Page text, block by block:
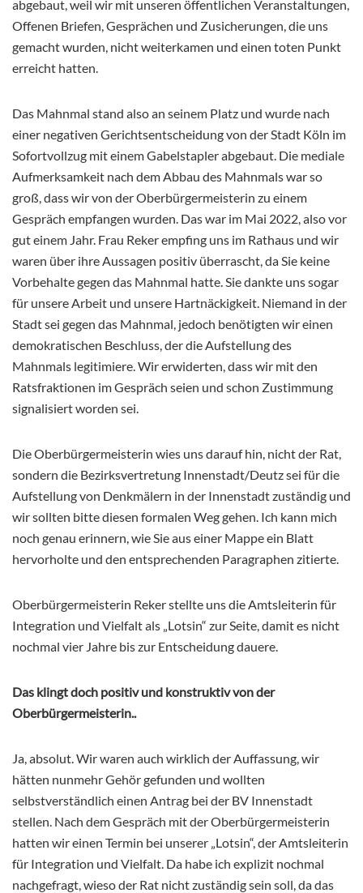
abgebaut, weil wir mit unseren öffentlichen Veranstaltungen,
Offenen Briefen, Gesprächen und Zusicherungen, die uns
gemacht wurden, nicht weiterkamen und einen toten Punkt
erreicht hatten.
Das Mahnmal stand also an seinem Platz und wurde nach
einer negativen Gerichtsentscheidung von der Stadt Köln im
Sofortvollzug mit einem Gabelstapler abgebaut. Die mediale
Aufmerksamkeit nach dem Abbau des Mahnmals war so
groß, dass wir von der Oberbürgermeisterin zu einem
Gespräch empfangen wurden. Das war im Mai 2022, also vor
gut einem Jahr. Frau Reker empfing uns im Rathaus und wir
waren über ihre Aussagen positiv überrascht, da Sie keine
Vorbehalte gegen das Mahnmal hatte. Sie dankte uns sogar
für unsere Arbeit und unsere Hartnäckigkeit. Niemand in der
Stadt sei gegen das Mahnmal, jedoch benötigten wir einen
demokratischen Beschluss, der die Aufstellung des
Mahnmals legitimiere. Wir erwiderten, dass wir mit den
Ratsfraktionen im Gespräch seien und schon Zustimmung
signalisiert worden sei.
Die Oberbürgermeisterin wies uns darauf hin, nicht der Rat,
sondern die Bezirksvertretung Innenstadt/Deutz sei für die
Aufstellung von Denkmälern in der Innenstadt zuständig und
wir sollten bitte diesen formalen Weg gehen. Ich kann mich
noch genau erinnern, wie Sie aus einer Mappe ein Blatt
hervorholte und den entsprechenden Paragraphen zitierte.
Oberbürgermeisterin Reker stellte uns die Amtsleiterin für
Integration und Vielfalt als „Lotsin“ zur Seite, damit es nicht
nochmal vier Jahre bis zur Entscheidung dauere.
Das klingt doch positiv und konstruktiv von der
Oberbürgermeisterin..
Ja, absolut. Wir waren auch wirklich der Auffassung, wir
hätten nunmehr Gehör gefunden und wollten
selbstverständlich einen Antrag bei der BV Innenstadt
stellen. Nach dem Gespräch mit der Oberbürgermeisterin
hatten wir einen Termin bei unserer „Lotsin“, der Amtsleiterin
für Integration und Vielfalt. Da habe ich explizit nochmal
nachgefragt, wieso der Rat nicht zuständig sein soll, da das